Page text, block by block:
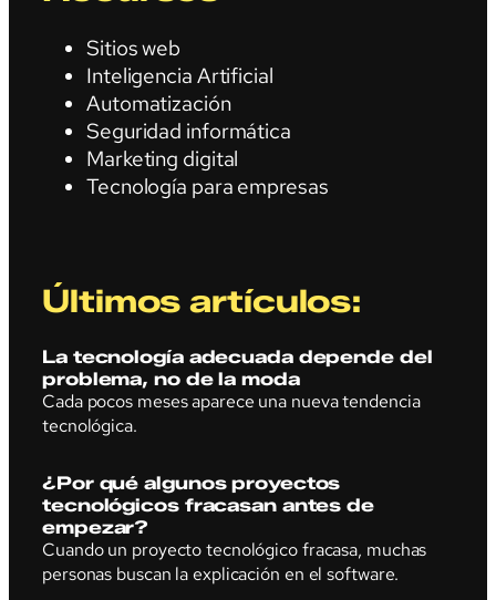
Sitios web
Inteligencia Artificial
Automatización
Seguridad informática
Marketing digital
Tecnología para empresas
Últimos artículos:
La tecnología adecuada depende del
problema, no de la moda
Cada pocos meses aparece una nueva tendencia
tecnológica.
¿Por qué algunos proyectos
tecnológicos fracasan antes de
empezar?
Cuando un proyecto tecnológico fracasa, muchas
personas buscan la explicación en el software.